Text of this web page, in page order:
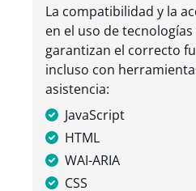
La compatibilidad y la
en el uso de
garantizan el correcto
incluso con
asistencia:
JavaScript
HTML
WAI-ARIA
CSS